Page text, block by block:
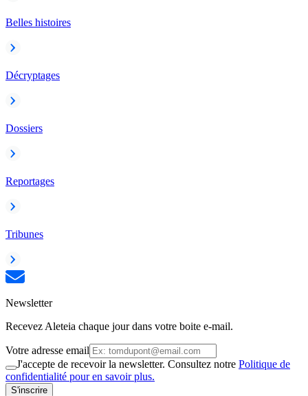
Belles histoires
Décryptages
Dossiers
Reportages
Tribunes
Newsletter
Recevez Aleteia chaque jour dans votre boite e-mail.
Votre adresse email
J'accepte de recevoir la newsletter. Consultez notre Politique de
confidentialité pour en savoir plus.
S'inscrire